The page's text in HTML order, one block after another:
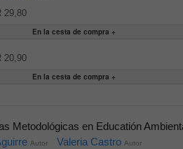
29,80
20,90
Metodológicas en Educatión
Autor Valeria Castro Autor